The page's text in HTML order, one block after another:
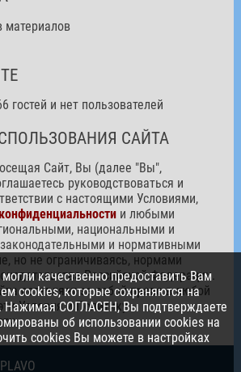
материалов
гостей и нет пользователей
САЙТА
Сайт, Вы (далее "Вы",
руководствоваться и
с настоящими Условиями,
и любыми
национальными и
и нормативными
но не ограничиваясь, нормами
Российской Федерации.
оставляет за собой право в любой
Условия и Политику
качественно предоставить Вам
cookies, которые сохраняются на
Нажимая СОГЛАСЕН, Вы подтверждаете
об использовании cookies на
cookies Вы можете в настройках